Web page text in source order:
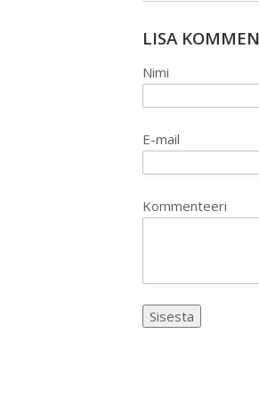
LISA
Nimi
E-mail
Kommenteeri